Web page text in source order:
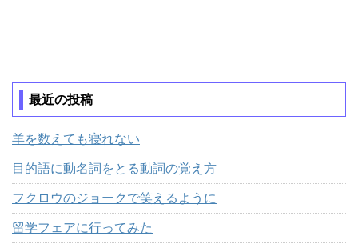
最近の投稿
羊を数えても寝れない
目的語に動名詞をとる動詞の覚え方
フクロウのジョークで笑えるように
留学フェアに行ってみた